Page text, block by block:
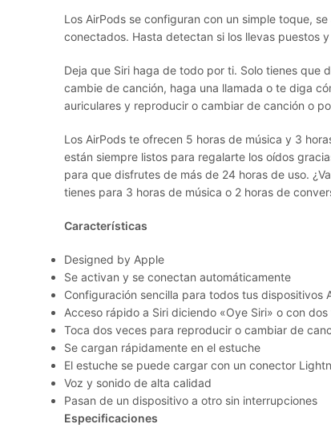
Los AirPods se configuran con un simple toque,
conectados. Hasta detectan si los llevas puestos
Deja que Siri haga de todo por ti. Solo tienes que
cambie de canción, haga una llamada o te diga
auriculares y reproducir o cambiar de canción o
Los AirPods te ofrecen 5 horas de música y 3
están siempre listos para regalarte los oídos
para que disfrutes de más de 24 horas de uso.
tienes para 3 horas de música o 2 horas de
Características
Designed by Apple
Se activan y se conectan automáticamente
Configuración sencilla para todos tus dispositivos
Acceso rápido a Siri diciendo «Oye Siri» o con
Toca dos veces para reproducir o cambiar de
Se cargan rápidamente en el estuche
El estuche se puede cargar con un conector
Voz y sonido de alta calidad
Pasan de un dispositivo a otro sin interrupciones
Especificaciones